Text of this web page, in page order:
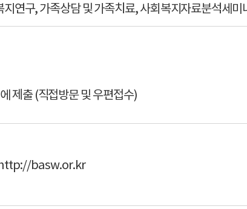
지연구, 가족상담 및 가족치료, 사회복지자료분석세
제출 (직접방문 및 우편접수)
basw.or.kr